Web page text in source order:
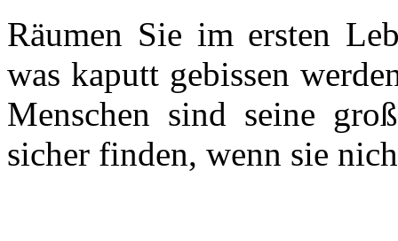
Räumen Sie im ersten
was kaputt gebissen
Menschen sind seine
sicher finden, wenn sie